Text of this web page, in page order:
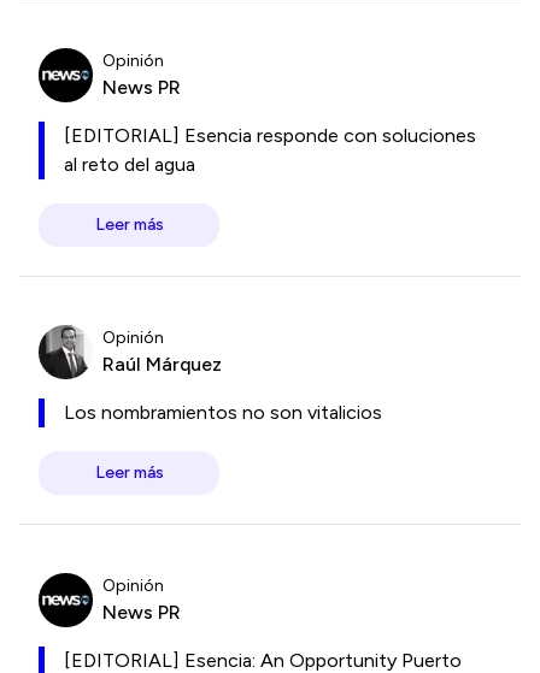
Opinión
News PR
[EDITORIAL] Esencia responde con soluciones
al reto del agua
Leer más
Opinión
Raúl Márquez
Los nombramientos no son vitalicios
Leer más
Opinión
News PR
[EDITORIAL] Esencia: An Opportunity Puerto